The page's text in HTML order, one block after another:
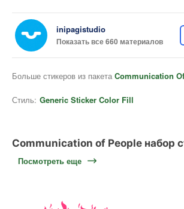
inipagistudio
Показать все 660 материалов
Больше стикеров из пакета Communication
Стиль: Generic Sticker Color Fill
Communication of People набор
Посмотреть еще